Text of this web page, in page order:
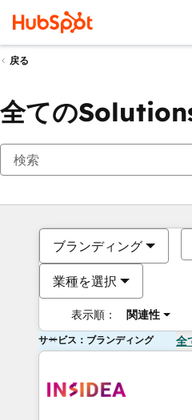
戻る
全ての
ブランディング
業種を選択
表示順： 関連性
サービス：ブランディング 全